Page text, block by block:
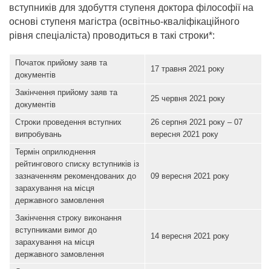
вступників для здобуття ступеня доктора філософії на
основі ступеня магістра (освітньо-кваліфікаційного
рівня спеціаліста) проводиться в такі строки*:
Початок прийому заяв та
документів
17 травня 2021 року
Закінчення прийому заяв та
документів
25 червня 2021 року
Строки проведення вступних
випробувань
26 серпня 2021 року – 07
вересня 2021 року
Термін оприлюднення
рейтингового списку вступників із
зазначенням рекомендованих до
зарахування на місця
державного замовлення
09 вересня 2021 року
Закінчення строку виконання
вступниками вимог до
зарахування на місця
державного замовлення
14 вересня 2021 року